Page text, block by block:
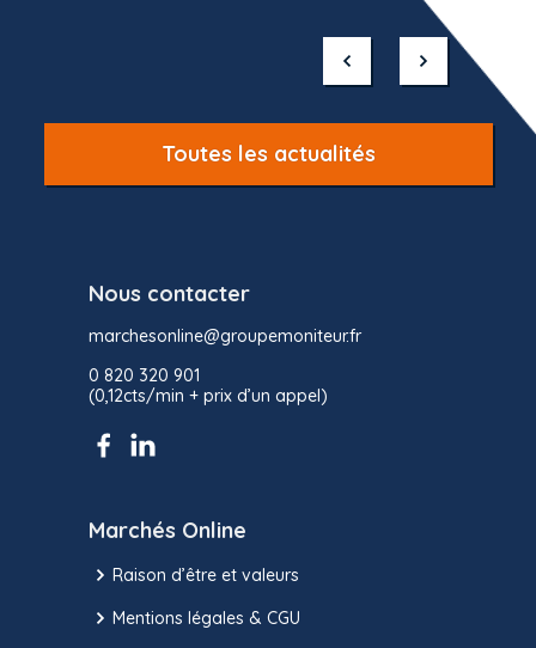
Toutes les actualités
Nous contacter
marchesonline@groupemoniteur.fr
0 820 320 901
(0,12cts/min + prix d’un appel)
Marchés Online
Raison d’être et valeurs
Mentions légales & CGU